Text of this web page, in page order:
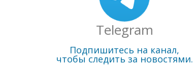
Telegram
Подпишитесь на канал,
чтобы следить за новостями.